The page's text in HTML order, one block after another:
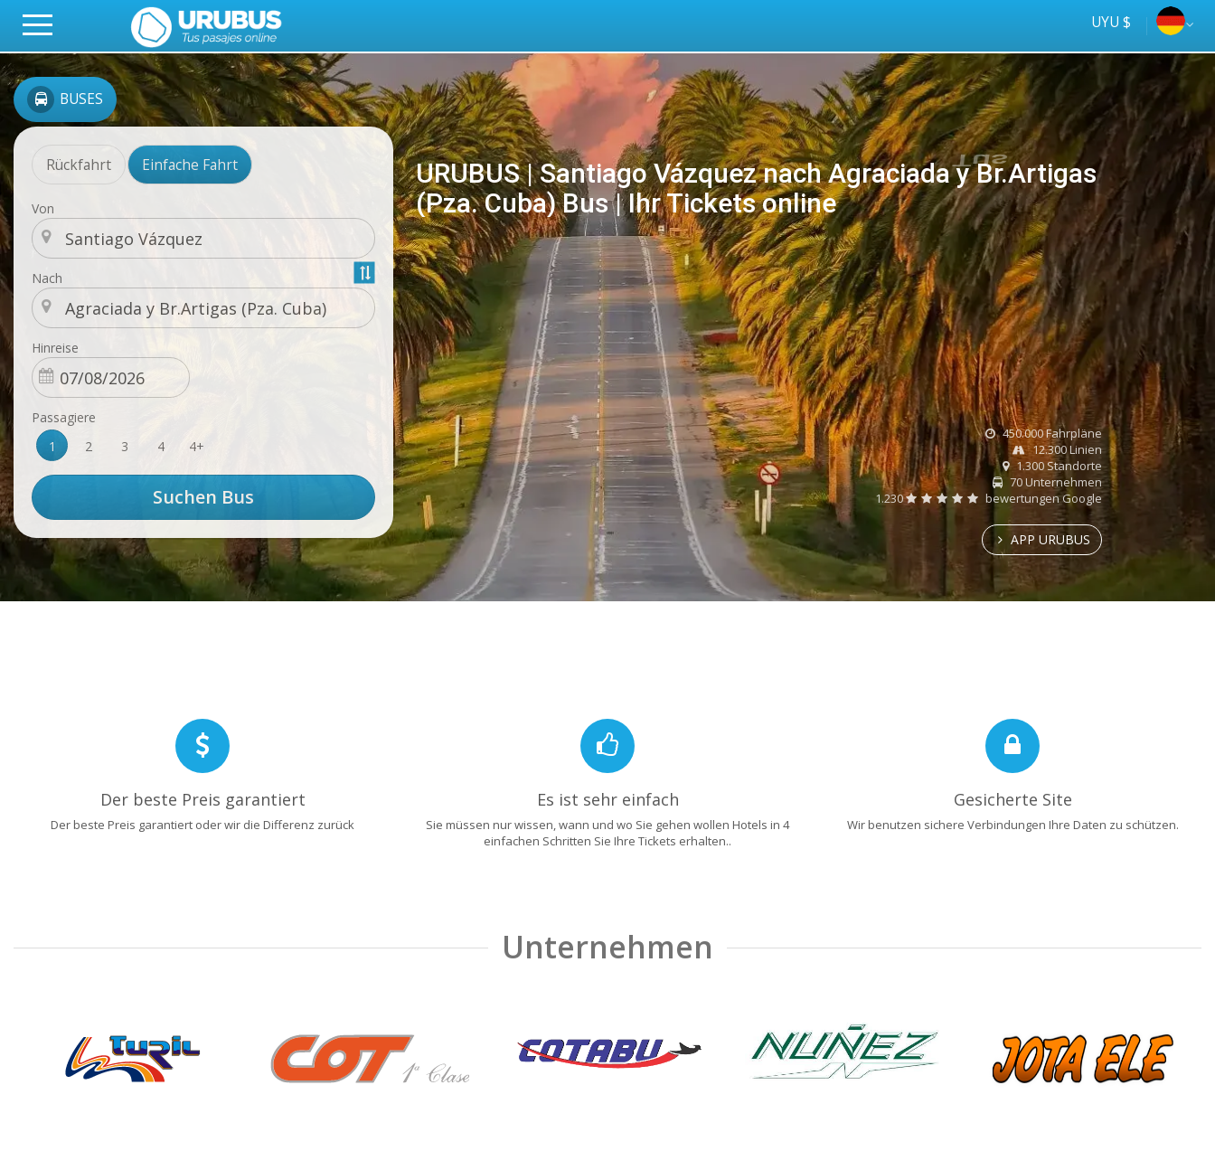
UYU $
BUSES
Rückfahrt Einfache Fahrt
Von
Nach
Hinreise
Passagiere
1
2 3 4 4+
URUBUS | Santiago Vázquez nach Agraciada y Br.Artigas
(Pza. Cuba) Bus | Ihr Tickets online
online
Tus
ómnibus
450.000 Fahrpläne
12.300 Linien
1.300 Standorte
70 Unternehmen
1.230
bewertungen Google
APP URUBUS
Der beste Preis garantiert
Der beste Preis garantiert oder wir die Differenz zurück
Es ist sehr einfach
Sie müssen nur wissen, wann und wo Sie gehen wollen Hotels in 4
einfachen Schritten Sie Ihre Tickets erhalten..
Gesicherte Site
Wir benutzen sichere Verbindungen Ihre Daten zu schützen.
Unternehmen